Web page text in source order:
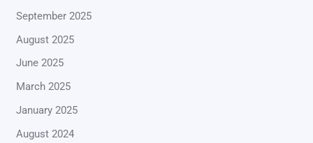
September 2025
August 2025
June 2025
March 2025
January 2025
August 2024